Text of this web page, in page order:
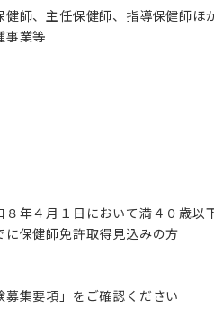
師、主任保健師、指導保健師ほか
事業等
年４月１日において満４０歳以下
保健師免許取得見込みの方
集要項」をご確認ください